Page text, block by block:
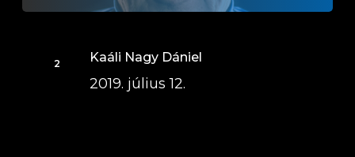
Kaáli Nagy Dániel
2019. július 12.